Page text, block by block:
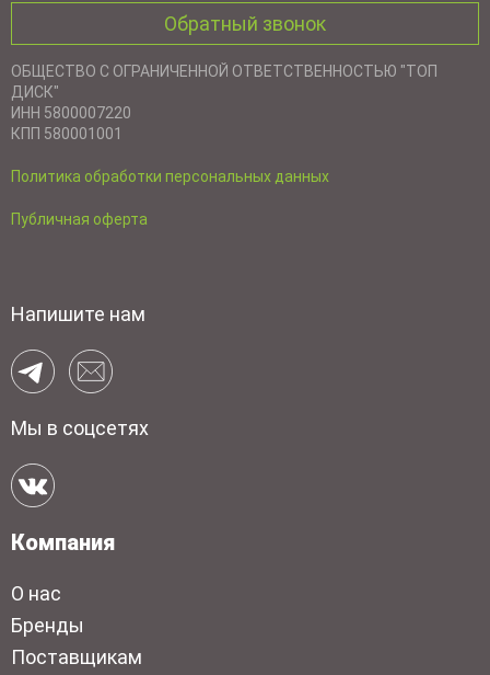
Обратный звонок
ОБЩЕСТВО С ОГРАНИЧЕННОЙ ОТВЕТСТВЕННОСТЬЮ "ТОП
ДИСК"
ИНН 5800007220
КПП 580001001
Политика обработки персональных данных
Публичная оферта
Напишите нам
Мы в соцсетях
Компания
О нас
Бренды
Поставщикам